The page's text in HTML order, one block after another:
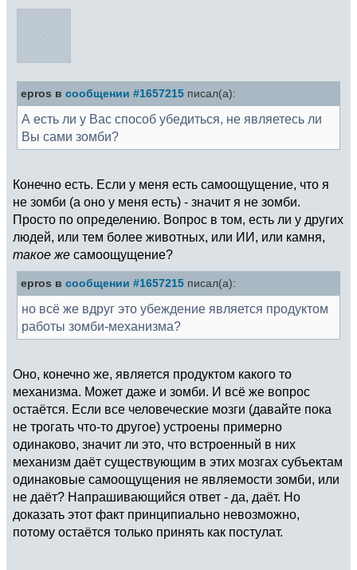
epros в сообщении #1657215 писал(а):
А есть ли у Вас способ убедиться, не являетесь ли
Вы сами зомби?
Конечно есть. Если у меня есть самоощущение, что я
не зомби (а оно у меня есть) - значит я не зомби.
Просто по определению. Вопрос в том, есть ли у других
людей, или тем более животных, или ИИ, или камня,
такое же самоощущение?
epros в сообщении #1657215 писал(а):
но всё же вдруг это убеждение является продуктом
работы зомби-механизма?
Оно, конечно же, является продуктом какого то
механизма. Может даже и зомби. И всё же вопрос
остаётся. Если все человеческие мозги (давайте пока
не трогать что-то другое) устроены примерно
одинаково, значит ли это, что встроенный в них
механизм даёт существующим в этих мозгах субъектам
одинаковые самоощущения не являемости зомби, или
не даёт? Напрашивающийся ответ - да, даёт. Но
доказать этот факт принципиально невозможно,
потому остаётся только принять как постулат.